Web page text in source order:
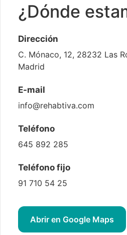
¿Dónde
Dirección
C. Mónaco, 12, 28232 Las
Madrid
E-mail
info@rehabtiva.com
Teléfono
645 892 285
Teléfono fijo
91 710 54 25
Abrir en Google Maps